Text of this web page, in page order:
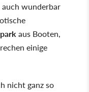
wunderbar
aus Booten,
einige
nicht ganz so